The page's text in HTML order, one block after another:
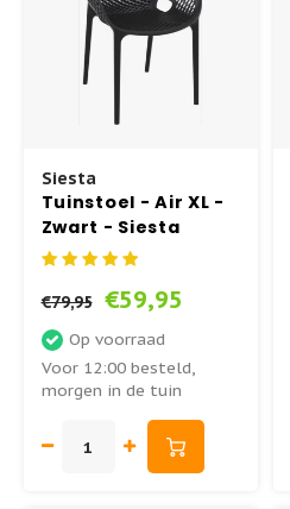
Lounge Tuinstoelen
Adirondack Stoelen
Aluminium Tuinstoelen
Tuinstoelen zwart
Tuinstoelen wit
Tuinstoelen groen
Barkruk - AIR - Siesta
Stapelbare Barkrukken
Barkruk - ARES
Aluminium Tuintafels
Kunststof Tuintafels
Keramische Tuintafels
Picknicktafels
Bartafel(s) Buiten
Loungetafel Tuin
Acaciahouten Loungesets
Teak Loungesets
Wicker Loungesets
Loungebanken Tuin
Terras Ligbedden
Horeca Barkrukken
Siesta
Tuinstoel - Air XL -
Zwart - Siesta
€79,95 €59,95
Op voorraad
Voor 12:00 besteld,
morgen in de tuin